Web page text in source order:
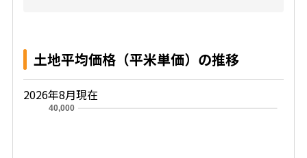
土地平均価格（平米単価）の推移
2026年8月現在
40,000